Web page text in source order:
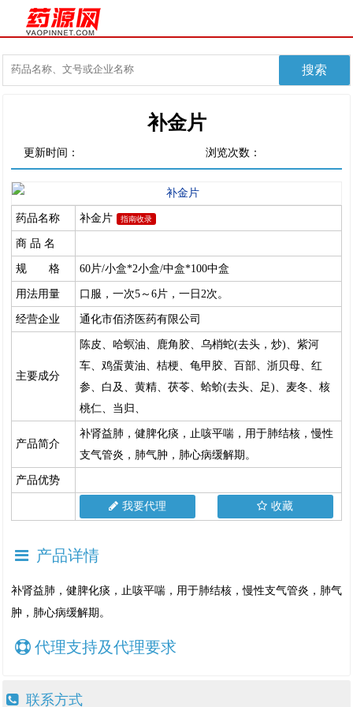
补金片
更新时间： 浏览次数：
药品名称 补金片 指南收录
商 品 名
规 格 60片/小盒*2小盒/中盒*100中盒
用法用量 口服，一次5～6片，一日2次。
经营企业 通化市佰济医药有限公司
主要成分
陈皮、哈螟油、鹿角胶、乌梢蛇(去头，炒)、紫河
车、鸡蛋黄油、桔梗、龟甲胶、百部、浙贝母、红
参、白及、黄精、茯苓、蛤蚧(去头、足)、麦冬、核
桃仁、当归、
产品简介
补肾益肺，健脾化痰，止咳平喘，用于肺结核，慢性
支气管炎，肺气肿，肺心病缓解期。
产品优势
我要代理 收藏
产品详情
补肾益肺，健脾化痰，止咳平喘，用于肺结核，慢性支气管炎，肺气
肿，肺心病缓解期。
代理支持及代理要求
联系方式